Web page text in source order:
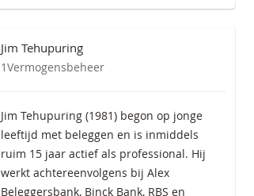
Jim Tehupuring
1Vermogensbeheer
Jim Tehupuring (1981) begon op jonge
leeftijd met beleggen en is inmiddels
ruim 15 jaar actief als professional. Hij
werkt achtereenvolgens bij Alex
Beleggersbank, Binck Bank, RBS en